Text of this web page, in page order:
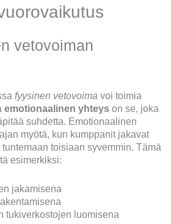
vetovoiman
fyysinen vetovoima voi toimia
emotionaalinen yhteys on se, joka
suhdetta. Emotionaalinen
myötä, kun kumppanit jakavat
toisiaan syvemmin. Tämä
esimerkiksi:
jakamisena
tukiverkostojen luomisena